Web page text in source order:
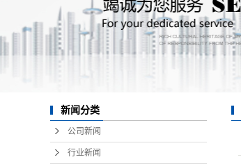
新闻分类
公司新闻
行业新闻